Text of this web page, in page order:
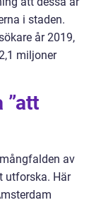
i staden.
år 2019,
miljoner
”att
av
utforska. Här